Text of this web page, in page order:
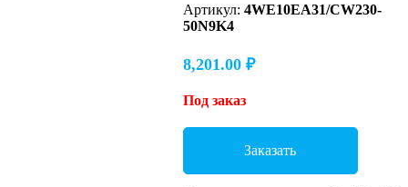
Артикул: 4WE10EA31/CW230-
50N9K4
8,201.00 ₽
Под заказ
Заказать